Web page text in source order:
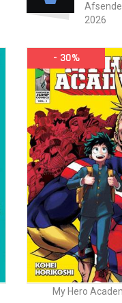
2026
- 30%
My Hero